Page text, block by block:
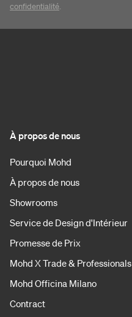
confidentialité.
À propos de nous
Pourquoi Mohd
À propos de nous
Showrooms
Service de Design d'Intérieur
Promesse de Prix
Mohd X Trade & Professionals
Mohd Officina Milano
Contract